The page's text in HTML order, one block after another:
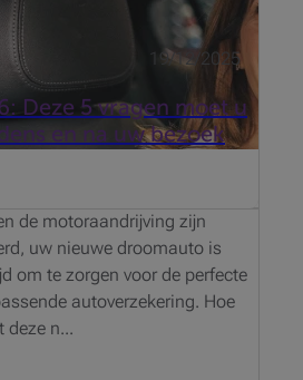
19/12/2025
Deze 5 vragen moet u
en na uw bezoek
de motoraandrijving zijn
uw nieuwe droomauto is
om te zorgen voor de perfecte
autoverzekering. Hoe
deze n...